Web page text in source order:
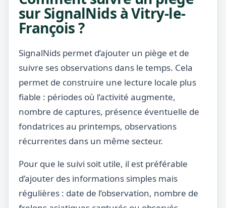
sur SignalNids à Vitry-le-
François ?
SignalNids permet d’ajouter un piège et de
suivre ses observations dans le temps. Cela
permet de construire une lecture locale plus
fiable : périodes où l’activité augmente,
nombre de captures, présence éventuelle de
fondatrices au printemps, observations
récurrentes dans un même secteur.
Pour que le suivi soit utile, il est préférable
d’ajouter des informations simples mais
régulières : date de l’observation, nombre de